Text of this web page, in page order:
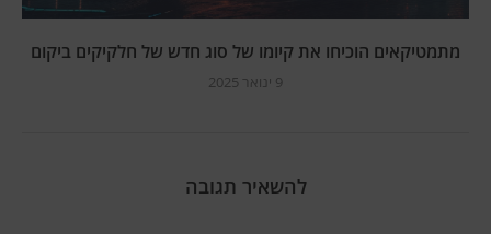
מתמטיקאים הוכיחו את קיומו של סוג חדש של חלקיקים ביקום
9 ינואר 2025
להשאיר תגובה